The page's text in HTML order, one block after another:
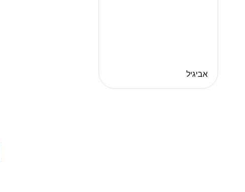
אביגיל